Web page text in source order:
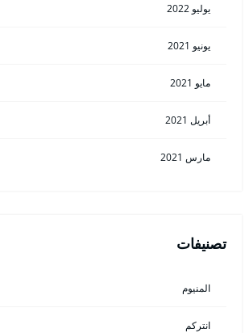
يوليو 2022
يونيو 2021
مايو 2021
أبريل 2021
مارس 2021
تصنيفات
المنيوم
انتركم